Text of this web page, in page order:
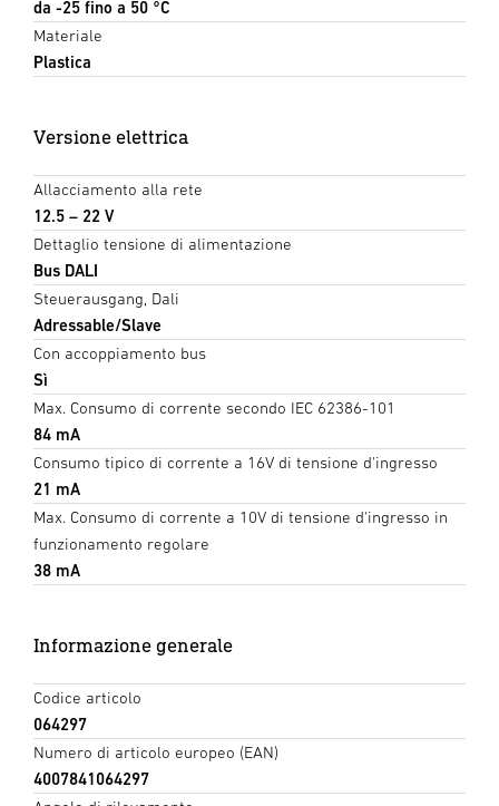
da -25 fino a 50 °C
Materiale
Plastica
Versione elettrica
Allacciamento alla rete
12.5 – 22 V
Dettaglio tensione di alimentazione
Bus DALI
Steuerausgang, Dali
Adressable/Slave
Con accoppiamento bus
Sì
Max. Consumo di corrente secondo IEC 62386-101
84 mA
Consumo tipico di corrente a 16V di tensione d'ingresso
21 mA
Max. Consumo di corrente a 10V di tensione d'ingresso in
funzionamento regolare
38 mA
Informazione generale
Codice articolo
064297
Numero di articolo europeo (EAN)
4007841064297